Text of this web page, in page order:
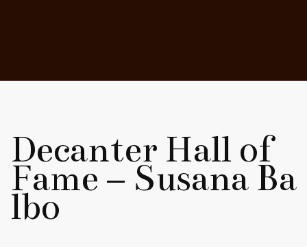
Decanter Hall of
Fame – Susana Ba
lbo